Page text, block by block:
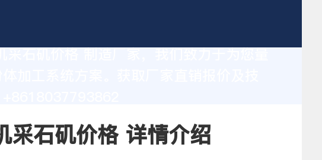
加工系统方案。获取厂家直销报价及技
采石矶价格 详情介绍